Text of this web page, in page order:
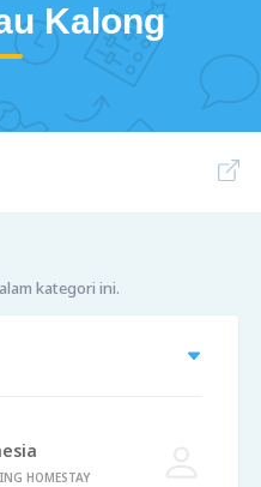
Kalong
kategori ini.
HOMESTAY